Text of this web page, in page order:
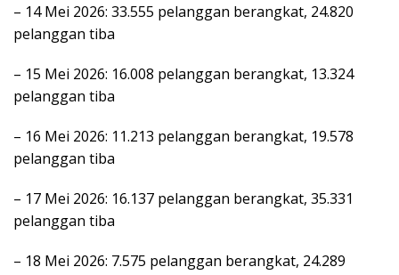
– 14 Mei 2026: 33.555 pelanggan berangkat, 24.820
pelanggan tiba
– 15 Mei 2026: 16.008 pelanggan berangkat, 13.324
pelanggan tiba
– 16 Mei 2026: 11.213 pelanggan berangkat, 19.578
pelanggan tiba
– 17 Mei 2026: 16.137 pelanggan berangkat, 35.331
pelanggan tiba
– 18 Mei 2026: 7.575 pelanggan berangkat, 24.289